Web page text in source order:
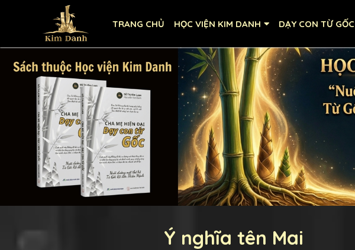
TRANG CHỦ HỌC VIỆN KIM DANH DẠY CON TỪ GỐC
Ý nghĩa tên Mai